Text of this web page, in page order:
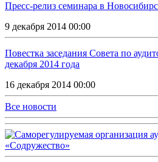
Пресс-релиз семинара в
9 декабря 2014 00:00
Повестка заседания Совета по
декабря 2014 года
16 декабря 2014 00:00
Все новости